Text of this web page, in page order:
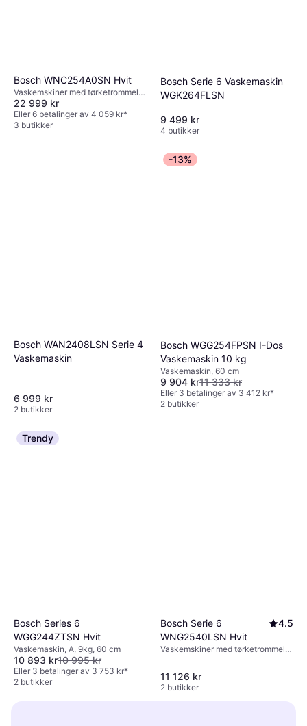
Bosch WNC254A0SN Hvit
Vaskemskiner med tørketrommel,
10.5kg, 60 cm
22 999 kr
Eller 6 betalinger av 4 059 kr*
3 butikker
Bosch Serie 6 Vaskemaskin
WGK264FLSN
9 499 kr
4 butikker
Bosch WAN2408LSN Serie 4
Vaskemaskin
6 999 kr
2 butikker
-13%
Bosch WGG254FPSN I-Dos
Vaskemaskin 10 kg
Vaskemaskin, 60 cm
9 904 kr11 333 kr
Eller 3 betalinger av 3 412 kr*
2 butikker
Trendy
Bosch Series 6
WGG244ZTSN Hvit
Vaskemaskin, A, 9kg, 60 cm
10 893 kr10 995 kr
Eller 3 betalinger av 3 753 kr*
2 butikker
Bosch Serie 6
WNG2540LSN Hvit
4.5
Vaskemskiner med tørketrommel,
11 126 kr
2 butikker